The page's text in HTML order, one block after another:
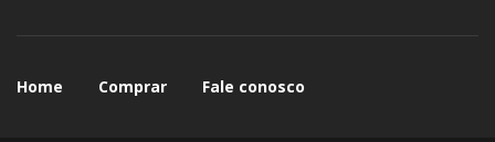
Home Comprar Fale conosco